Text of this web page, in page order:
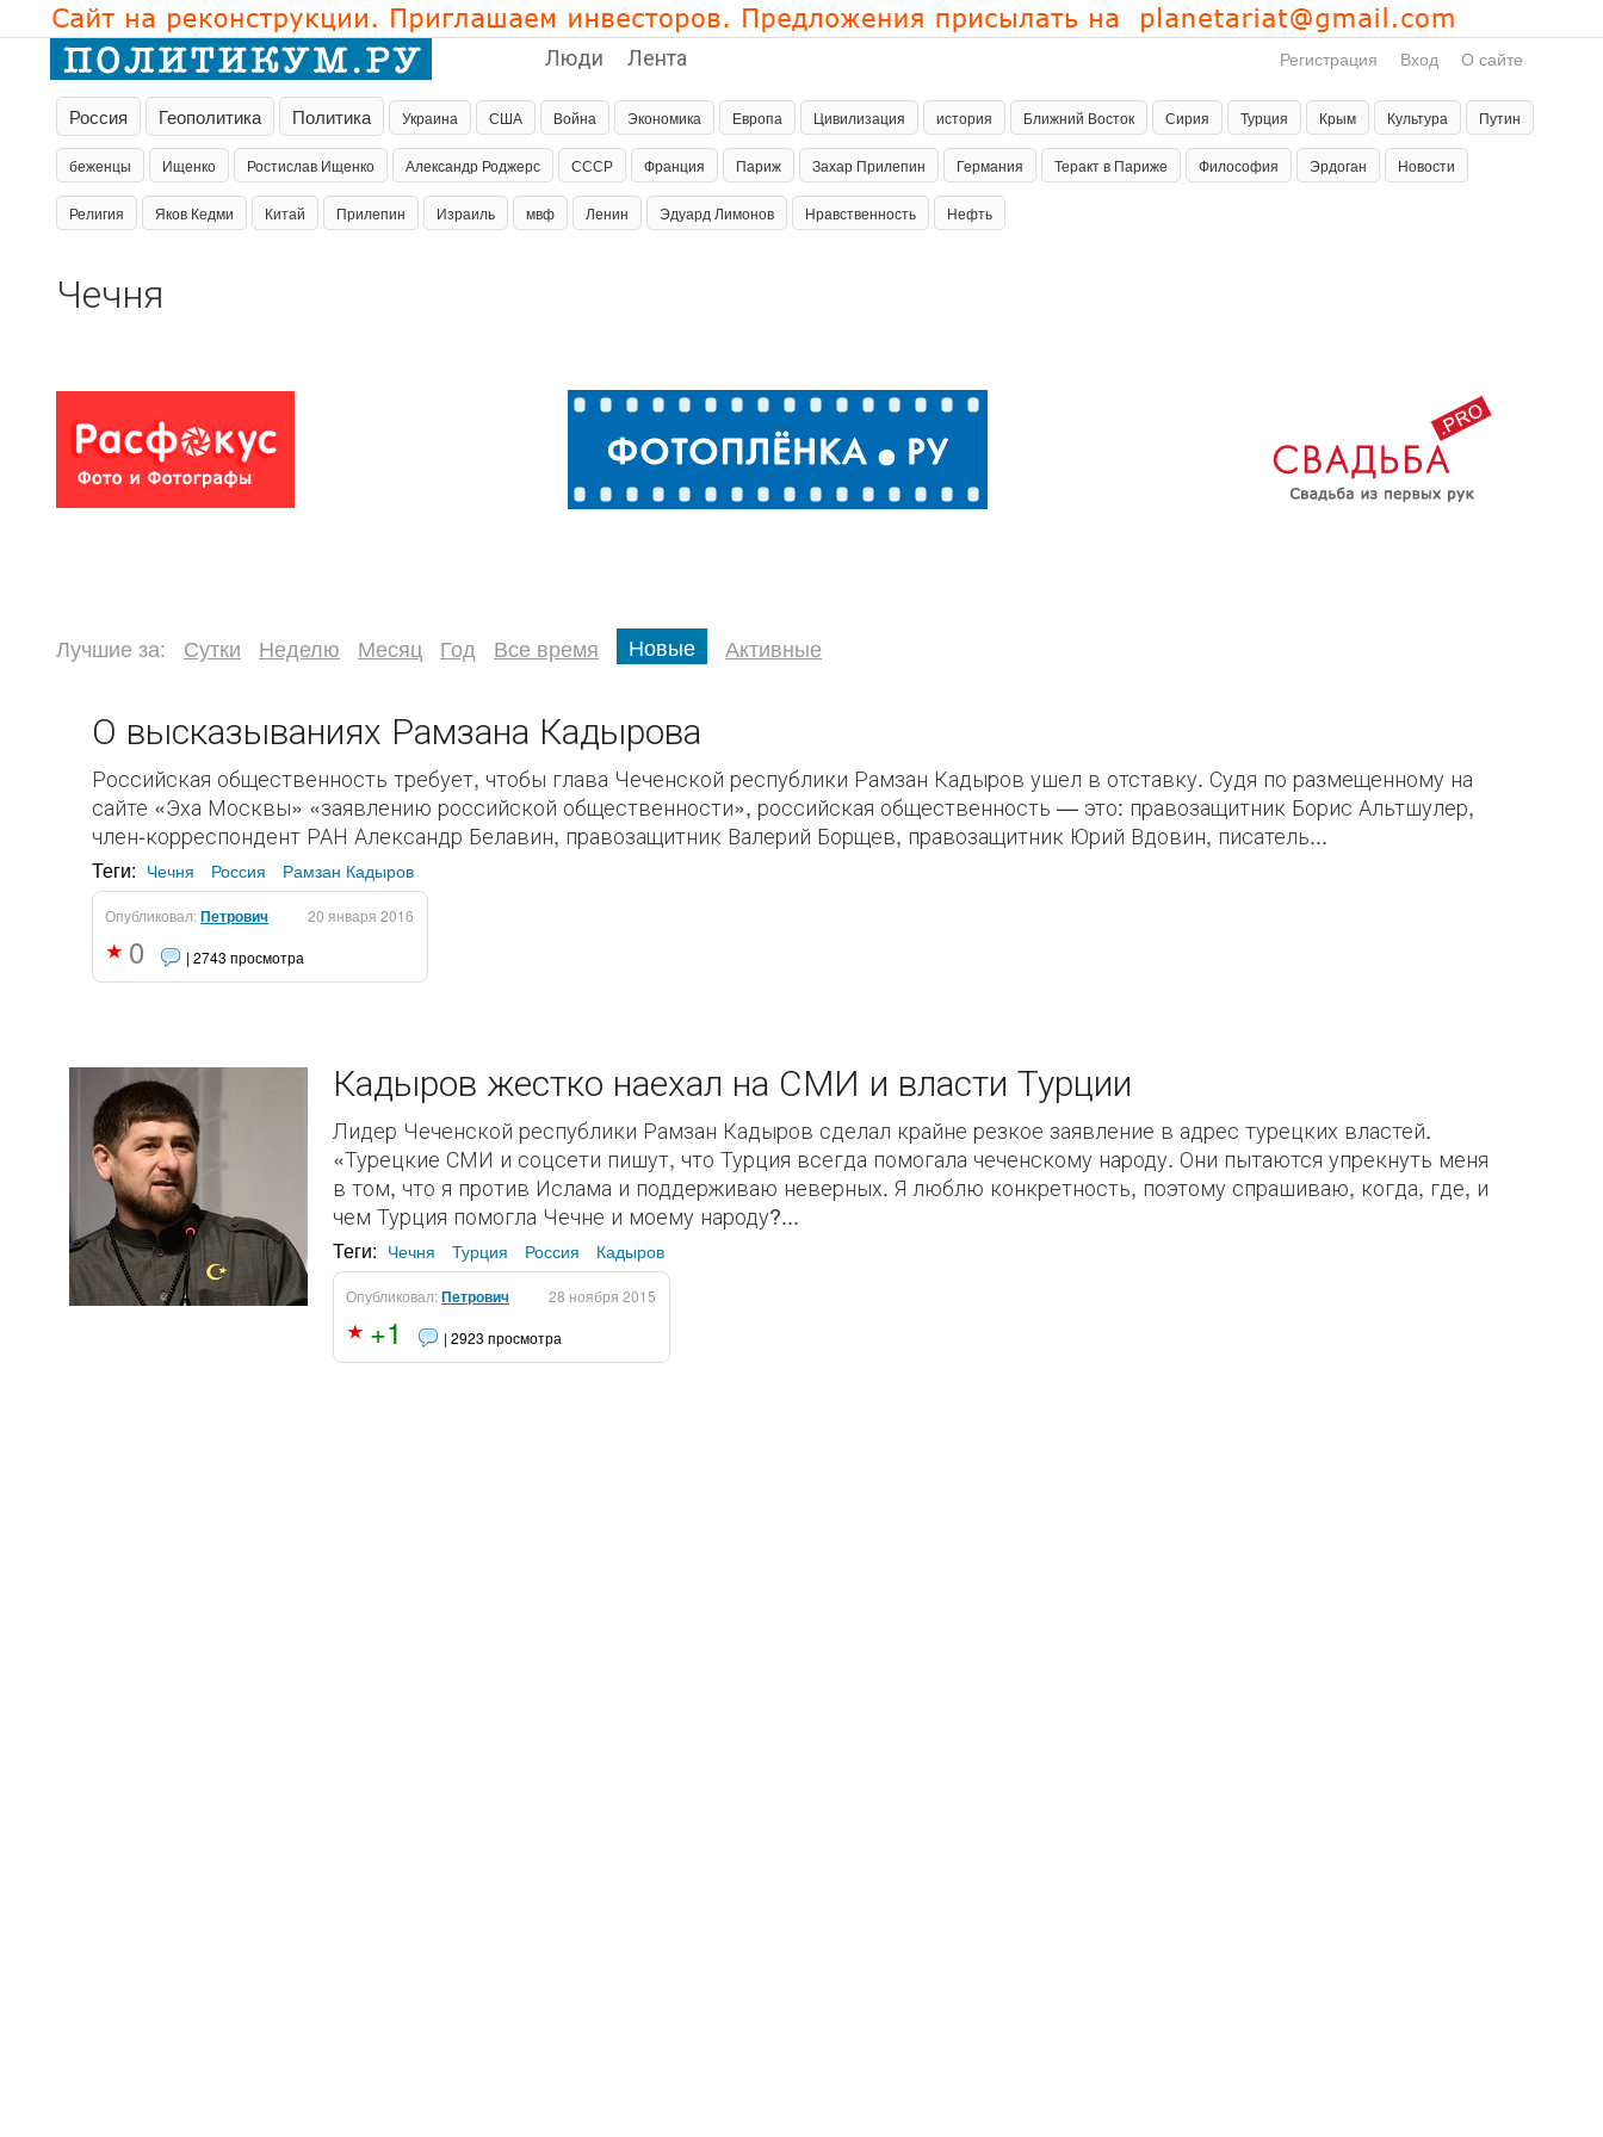
Люди Лента Регистрация Вход О сайте
Россия Геополитика Политика Украина США Война Экономика Европа Цивилизация история Ближний Восток Сирия Турция Крым Культура Путин
беженцы Ищенко Ростислав Ищенко Александр Роджерс СССР Франция Париж Захар Прилепин Германия Теракт в Париже Философия Эрдоган Новости
Религия Яков Кедми Китай Прилепин Израиль мвф Ленин Эдуард Лимонов Нравственность Нефть
Чечня
Лучшие за: Сутки Неделю Месяц Год Все время Новые Активные
О высказываниях Рамзана Кадырова
Российская общественность требует, чтобы глава Чеченской республики Рамзан Кадыров ушел в отставку. Судя по размещенному на
сайте «Эха Москвы» «заявлению российской общественности», российская общественность — это: правозащитник Борис Альтшулер,
член-корреспондент РАН Александр Белавин, правозащитник Валерий Борщев, правозащитник Юрий Вдовин, писатель...
Теги: Чечня Россия Рамзан Кадыров
Опубликовал:Петрович 20 января 2016
0 | 2743 просмотра
Кадыров жестко наехал на СМИ и власти Турции
Лидер Чеченской республики Рамзан Кадыров сделал крайне резкое заявление в адрес турецких властей.
«Турецкие СМИ и соцсети пишут, что Турция всегда помогала чеченскому народу. Они пытаются упрекнуть меня
в том, что я против Ислама и поддерживаю неверных. Я люблю конкретность, поэтому спрашиваю, когда, где, и
чем Турция помогла Чечне и моему народу?...
Теги: Чечня Турция Россия Кадыров
Опубликовал:Петрович 28 ноября 2015
+1 | 2923 просмотра